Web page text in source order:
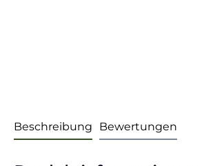
Beschreibung Bewertungen